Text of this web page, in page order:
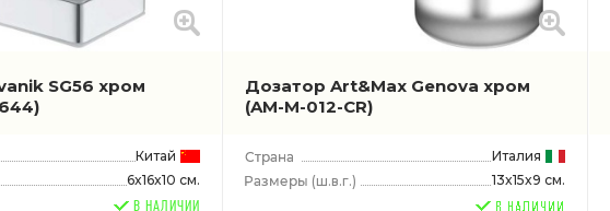
SG56 хром
Китай
6x16x10 см.
В НАЛИЧИИ
Дозатор Art&Max Genova хром
(AM-M-012-CR)
Италия
(ш.в.г.)
13x15x9 см.